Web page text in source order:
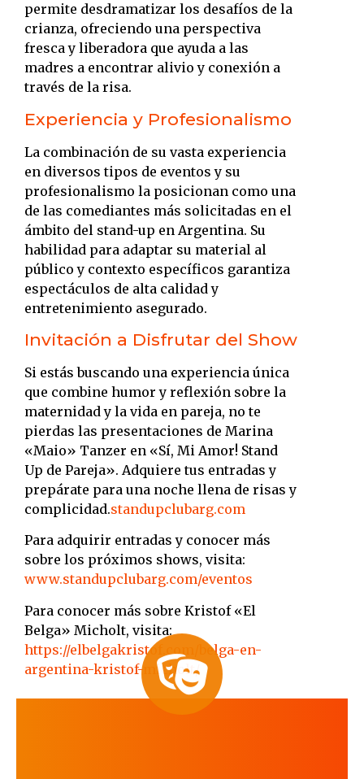
permite desdramatizar los desafíos de la
crianza, ofreciendo una perspectiva
fresca y liberadora que ayuda a las
madres a encontrar alivio y conexión a
través de la risa.
Experiencia y Profesionalismo
La combinación de su vasta experiencia
en diversos tipos de eventos y su
profesionalismo la posicionan como una
de las comediantes más solicitadas en el
ámbito del stand-up en Argentina. Su
habilidad para adaptar su material al
público y contexto específicos garantiza
espectáculos de alta calidad y
entretenimiento asegurado.
Invitación a Disfrutar del Show
Si estás buscando una experiencia única
que combine humor y reflexión sobre la
maternidad y la vida en pareja, no te
pierdas las presentaciones de Marina
«Maio» Tanzer en «Sí, Mi Amor! Stand
Up de Pareja». Adquiere tus entradas y
prepárate para una noche llena de risas y
complicidad.standupclubarg.com
Para adquirir entradas y conocer más
sobre los próximos shows, visita:
www.standupclubarg.com/eventos
Para conocer más sobre Kristof «El
Belga» Micholt, visita:
https://elbelgakristof.com/belga-en-
argentina-kristof-micholt/